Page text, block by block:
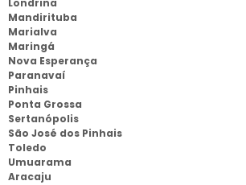
Londrina
Mandirituba
Marialva
Maringá
Nova Esperança
Paranavaí
Pinhais
Ponta Grossa
Sertanópolis
São José dos Pinhais
Toledo
Umuarama
Aracaju